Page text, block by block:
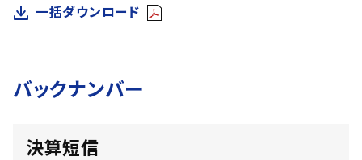
一括ダウンロード
バックナンバー
決算短信